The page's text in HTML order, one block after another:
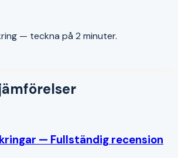
— teckna på 2 minuter.
— Fullständig recension